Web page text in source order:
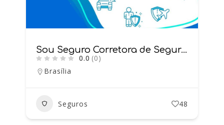
Sou Seguro Corretora de Seguros
0.0 (0)
Brasília
Seguros 48